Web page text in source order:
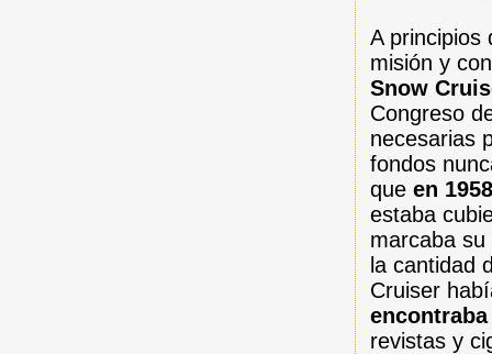
A principios
misión y
Snow
Congreso
necesarias
fondos
queen
estaba
marcaba
la cantidad
Cruiser
revistas y